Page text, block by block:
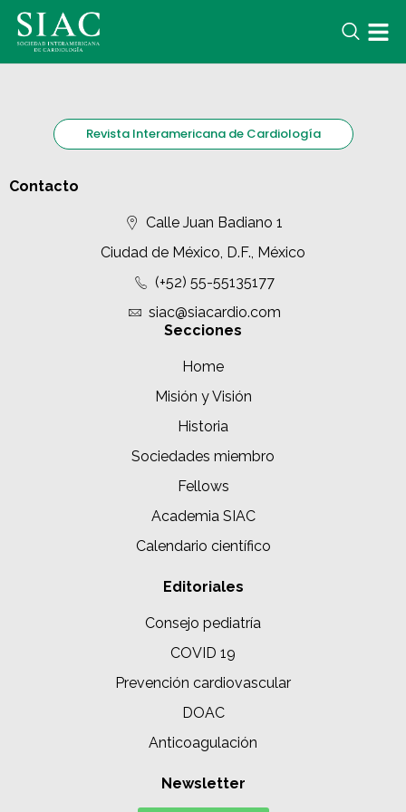
Revista Interamericana de Cardiología
Contacto
Calle Juan Badiano 1
Ciudad de México, D.F., México
(+52) 55-55135177
siac@siacardio.com
Secciones
Home
Misión y Visión
Historia
Sociedades miembro
Fellows
Academia SIAC
Calendario científico
Editoriales
Consejo pediatría
COVID 19
Prevención cardiovascular
DOAC
Anticoagulación
Newsletter